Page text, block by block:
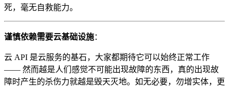
死，毫无自救能力。
谨慎依赖需要云基础设施：
云 API 是云服务的基石，大家都期待它可以始终正常工作
—— 然而越是人们感觉不可能出现故障的东西，真的出现故
障时产生的杀伤力就越是毁天灭地。如无必要，勿增实体，更